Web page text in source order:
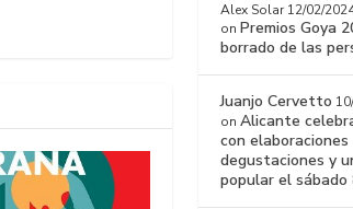
Alex Solar 12/02/
on Premios Goya
borrado de las
Juanjo Cervetto
onAlicante
con elaboraciones
degustaciones y
popular el sábado